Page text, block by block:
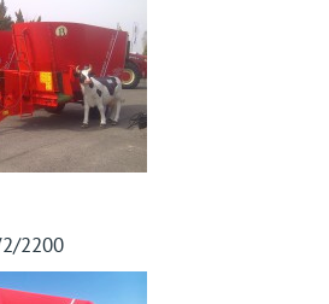
2200